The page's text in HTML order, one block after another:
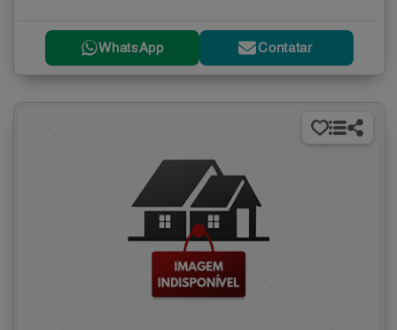
WhatsApp Contatar